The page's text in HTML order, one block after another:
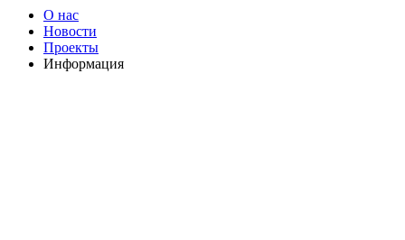
О нас
Новости
Проекты
Информация